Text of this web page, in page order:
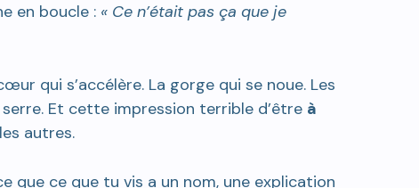
en boucle : « Ce n’était pas ça que je
qui s’accélère. La gorge qui se noue. Les
Et cette impression terrible d’êtreà
autres.
que ce que tu vis a un nom, une explication